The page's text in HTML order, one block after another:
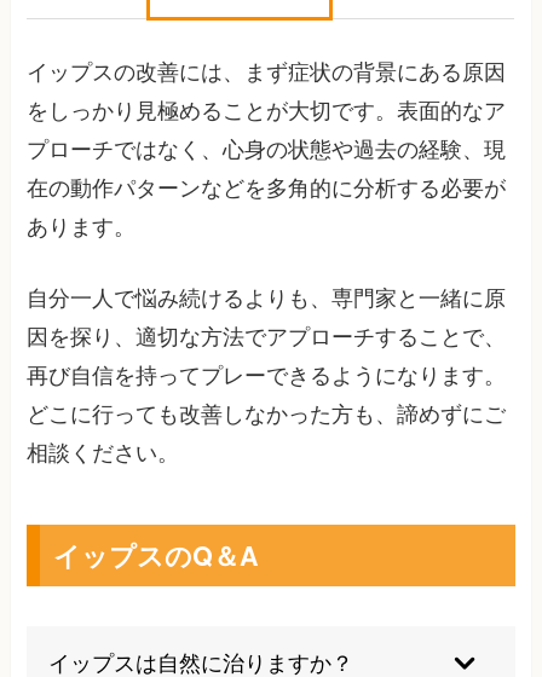
イップスの改善には、まず症状の背景にある原因
をしっかり見極めることが大切です。表面的なア
プローチではなく、心身の状態や過去の経験、現
在の動作パターンなどを多角的に分析する必要が
あります。
自分一人で悩み続けるよりも、専門家と一緒に原
因を探り、適切な方法でアプローチすることで、
再び自信を持ってプレーできるようになります。
どこに行っても改善しなかった方も、諦めずにご
相談ください。
イップスのQ＆A
イップスは自然に治りますか？